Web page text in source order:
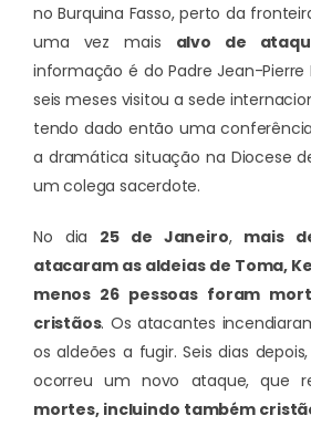
no Burquina Fasso, perto da
uma vez mais alvo de
informação é do Padre Jean-Pierre
seis meses visitou a sede
tendo dado então uma
a dramática situação na Diocese
um colega sacerdote.
No dia 25 de Janeiro, mais
atacaram as aldeias de Toma,
menos 26 pessoas foram
cristãos. Os atacantes
os aldeões a fugir. Seis dias
ocorreu um novo ataque, que
mortes, incluindo também